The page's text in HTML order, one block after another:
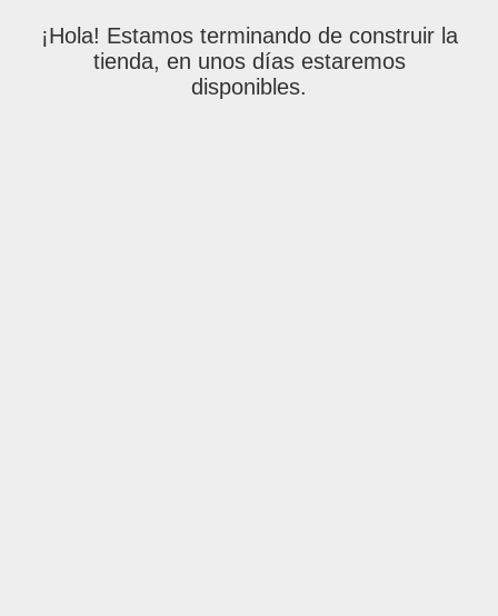
¡Hola! Estamos terminando de construir la
tienda, en unos días estaremos
disponibles.